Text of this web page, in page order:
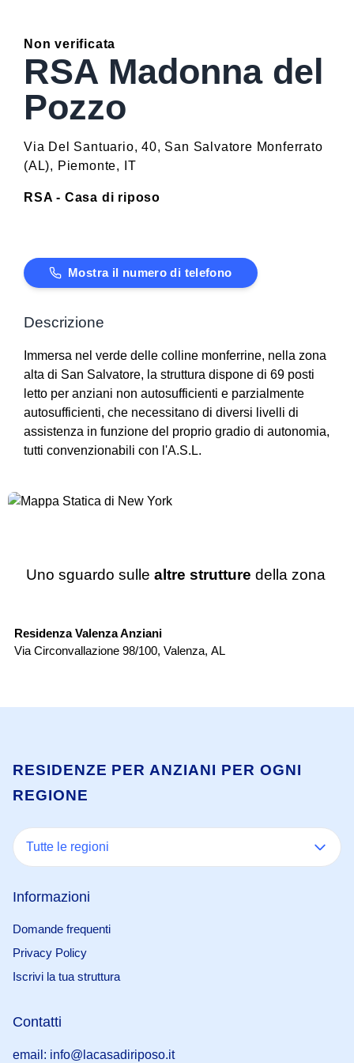
Non verificata
RSA Madonna del
Pozzo
Via Del Santuario, 40, San Salvatore Monferrato
(AL), Piemonte, IT
RSA - Casa di riposo
Mostra il numero di telefono
Descrizione
Immersa nel verde delle colline monferrine, nella zona
alta di San Salvatore, la struttura dispone di 69 posti
letto per anziani non autosufficienti e parzialmente
autosufficienti, che necessitano di diversi livelli di
assistenza in funzione del proprio gradio di autonomia,
tutti convenzionabili con l'A.S.L.
Uno sguardo sulle altre strutture della zona
Residenza Valenza Anziani
Via Circonvallazione 98/100, Valenza, AL
RESIDENZE PER ANZIANI PER OGNI
REGIONE
Tutte le regioni
Informazioni
Domande frequenti
Privacy Policy
Iscrivi la tua struttura
Contatti
email: info@lacasadiriposo.it